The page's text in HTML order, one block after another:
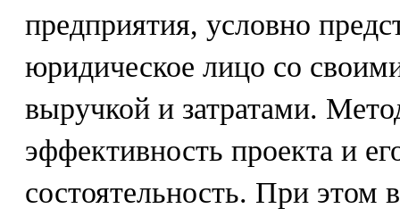
предприятия, условно
юридическое лицо со
выручкой и затратами.
эффективность проекта и
состоятельность. При этом